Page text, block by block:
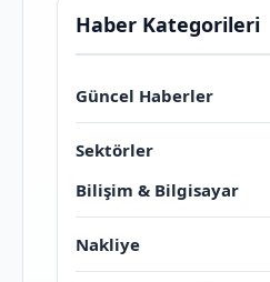
Haber Kategorileri
Güncel Haberler
Sektörler
Bilişim & Bilgisayar
Nakliye